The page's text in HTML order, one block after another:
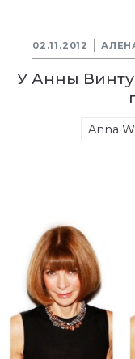
02.11.2012
У Анны
Anna